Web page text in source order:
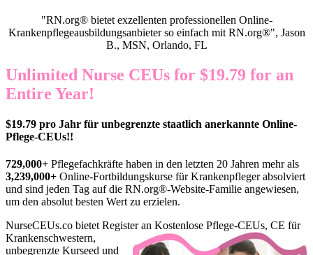
"RN.org® bietet exzellenten professionellen Online-
Krankenpflegeausbildungsanbieter so einfach mit RN.org®", Jason
B., MSN, Orlando, FL
Unlimited Nurse CEUs for $19.79 for an
Entire Year!
$19.79 pro Jahr für unbegrenzte staatlich anerkannte Online-
Pflege-CEUs!!
729,000+ Pflegefachkräfte haben in den letzten 20 Jahren mehr als
3,239,000+ Online-Fortbildungskurse für Krankenpfleger absolviert
und sind jeden Tag auf die RN.org®-Website-Familie angewiesen,
um den absolut besten Wert zu erzielen.
NurseCEUs.co bietet Registeran Kostenlose Pflege-CEUs, CE für
Krankenschwestern,
unbegrenzte Kurseed und